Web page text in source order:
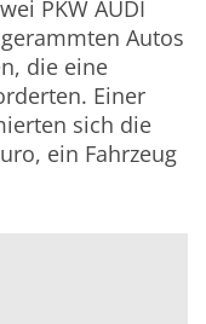
PKW AUDI
Autos
die eine
Einer
sich die
ein Fahrzeug